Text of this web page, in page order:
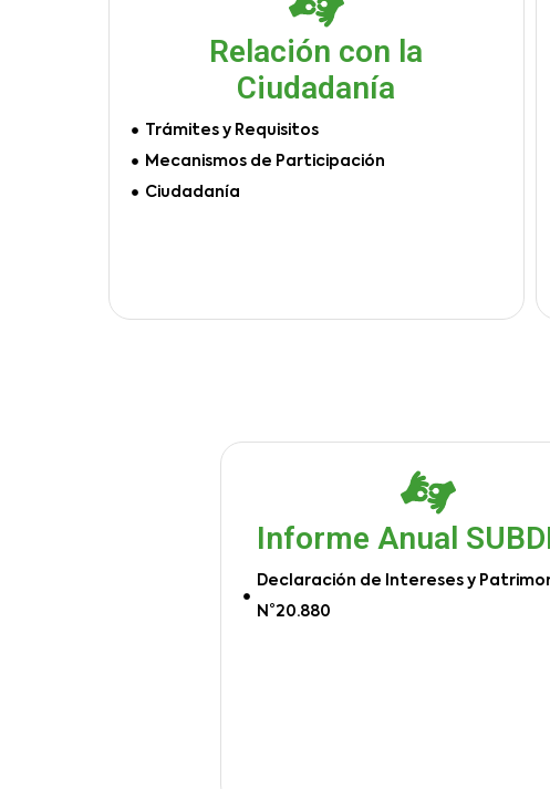
Relación con la
Ciudadanía
Trámites y Requisitos
Mecanismos de Participación
Ciudadanía
Informe Anual
Declaración de Intereses y
N°20.880